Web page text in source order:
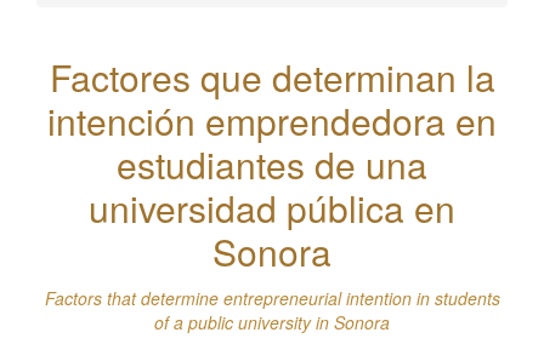
Factores que determinan la
intención emprendedora en
estudiantes de una
universidad pública en
Sonora
Factors that determine entrepreneurial intention in students
of a public university in Sonora